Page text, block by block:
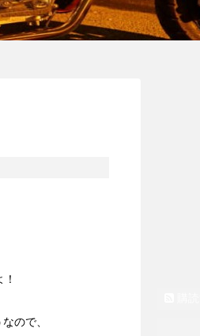
ので、